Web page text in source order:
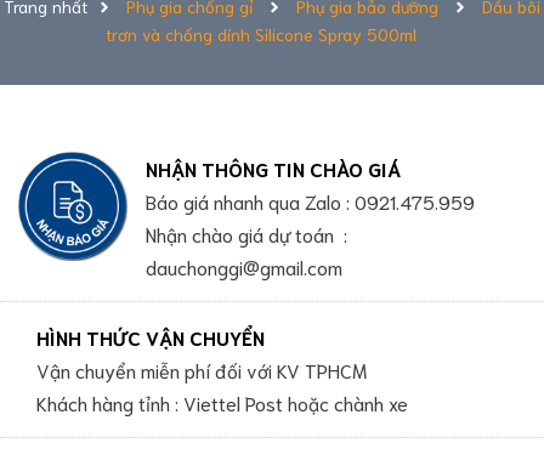
Trang nhất Phụ gia chống gỉ Phụ gia bảo dưỡng
Dầu bôi
trơn và chống dính Silicone Spray 500ml
NHẬN THÔNG TIN CHÀO GIÁ
Báo giá nhanh qua Zalo : 0921.475.959
Nhận chào giá dự toán :
dauchonggi@gmail.com
HÌNH THỨC VẬN CHUYỂN
Vận chuyển miễn phí đối với KV TPHCM
Khách hàng tỉnh : Viettel Post hoặc chành xe